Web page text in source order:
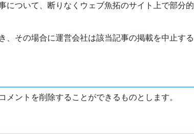
について、断りなくウェブ魚拓のサイト上で部分的
、その場合に運営会社は該当記事の掲載を中止する
ントを削除することができるものとします。